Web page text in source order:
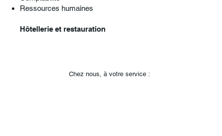
Ressources humaines
​Hôtellerie et restauration
Chez nous, à votre service :